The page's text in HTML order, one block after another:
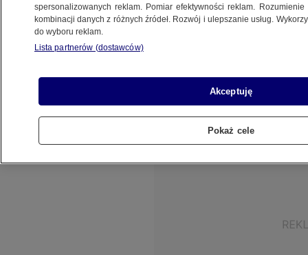
Trzeba odbudowywać polski przemysł - wzywał
we wtorek w Poznaniu prezes PiS Jarosław
Kaczyński. Według niego, aby to uczynić trzeba
praca, to lepszy los Polaków - podkreślał
Kaczyński.
spersonalizowanych reklam. Pomiar efektywności reklam.
kombinacji danych z różnych źródeł. Rozwój i ulepszanie usług.
do wyboru reklam.
Lista partnerów (dostawców)
Akceptuję
Pokaż cele